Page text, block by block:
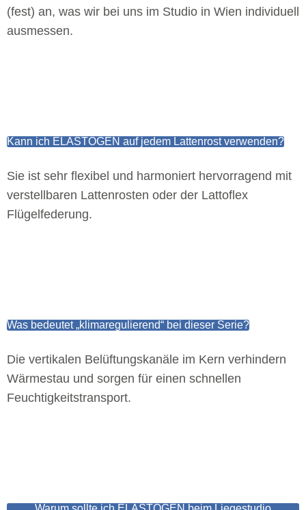
(fest) an, was wir bei uns im Studio in Wien individuell
ausmessen.
Kann ich ELASTOGEN auf jedem Lattenrost verwenden?
Sie ist sehr flexibel und harmoniert hervorragend mit
verstellbaren Lattenrosten oder der Lattoflex
Flügelfederung.
Was bedeutet „klimaregulierend“ bei dieser Serie?
Die vertikalen Belüftungskanäle im Kern verhindern
Wärmestau und sorgen für einen schnellen
Feuchtigkeitstransport.